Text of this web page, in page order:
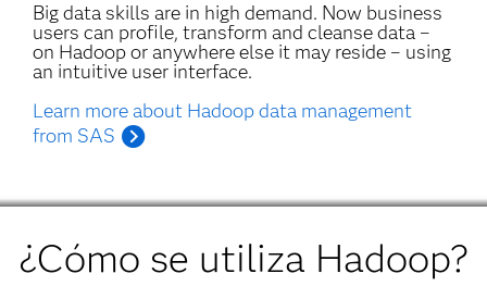
Big data skills are in high demand. Now business
users can profile, transform and cleanse data –
on Hadoop or anywhere else it may reside – using
an intuitive user interface.
Learn more about Hadoop data management
from SAS
¿Cómo se utiliza Hadoop?